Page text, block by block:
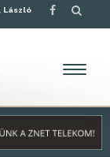
László